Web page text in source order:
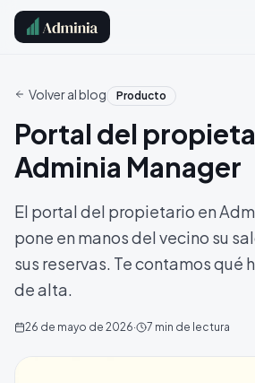
Volver al blog Producto
Portal del
Adminia Manager
El portal del propietario en
pone en manos del vecino su
sus reservas. Te contamos qué
de alta.
26 de mayo de 2026· 7 min de lectura